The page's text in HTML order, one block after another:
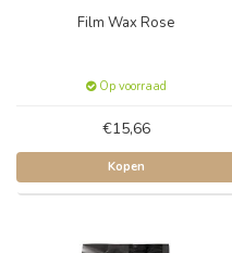
Film Wax Rose
Op voorraad
€15,66
Kopen